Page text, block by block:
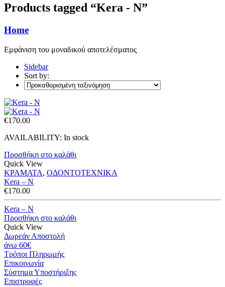
Products tagged “Κera - N”
Home
Εμφάνιση του μοναδικού αποτελέσματος
Sidebar
Sort by:
€170.00
AVAILABILITY: In stock
Προσθήκη στο καλάθι
Quick View
ΚΡΑΜΑΤΑ, ΟΔΟΝΤΟΤΕΧΝΙΚΑ
Κera – N
€170.00
Κera – N
Προσθήκη στο καλάθι
Quick View
Δωρεάν Αποστολή
άνω 60€
Τρόποι Πληρωμής
Eπικοινωνία
Σύστημα Υποστήριξης
Επιστροφές